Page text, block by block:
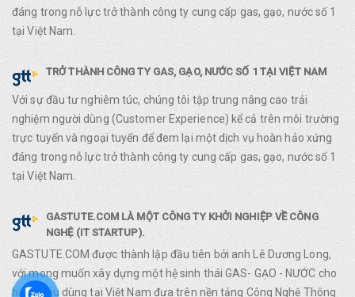
đáng trong nỗ lực trở thành công ty cung cấp gas, gạo, nước số 1
tại Việt Nam.
TRỞ THÀNH CÔNG TY GAS, GẠO, NƯỚC SỐ 1 TẠI VIỆT NAM
Với sự đầu tư nghiêm túc, chúng tôi tập trung nâng cao trải
nghiệm người dùng (Customer Experience) kể cả trên môi trường
trực tuyến và ngoại tuyến để đem lại một dịch vụ hoàn hảo xứng
đáng trong nỗ lực trở thành công ty cung cấp gas, gạo, nước số 1
tại Việt Nam.
GASTUTE.COM LÀ MỘT CÔNG TY KHỞI NGHIỆP VỀ CÔNG
NGHỆ (IT STARTUP).
GASTUTE.COM được thành lập đầu tiên bởi anh Lê Dương Long,
với mong muốn xây dựng một hệ sinh thái GAS- GẠO - NƯỚC cho
hàng tiêu dùng tại Việt Nam đựa trên nền tảng Công Nghệ Thông